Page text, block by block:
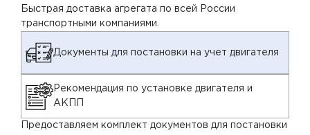
Быстрая доставка агрегата по всей России
транспортными компаниями.
Документы для постановки на учет двигателя
Рекомендация по установке двигателя и
АКПП
Предоставляем комплект документов для постановки